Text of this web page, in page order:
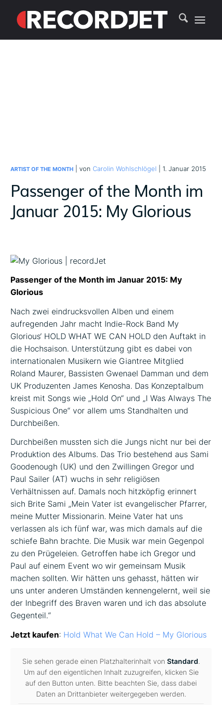
ARTIST OF THE MONTH | vonCarolin Wohlschlögel | 1. Januar 2015
Passenger of the Month im
Januar 2015: My Glorious
Passenger of the Month im Januar 2015: My
Glorious
Nach zwei eindrucksvollen Alben und einem
aufregenden Jahr macht Indie-Rock Band My
Glorious‘ HOLD WHAT WE CAN HOLD den Auftakt in
die Hochsaison. Unterstützung gibt es dabei von
internationalen Musikern wie Giantree Mitglied
Roland Maurer, Bassisten Gwenael Damman und dem
UK Produzenten James Kenosha. Das Konzeptalbum
kreist mit Songs wie „Hold On“ und „I Was Always The
Suspicious One“ vor allem ums Standhalten und
Durchbeißen.
Durchbeißen mussten sich die Jungs nicht nur bei der
Produktion des Albums. Das Trio bestehend aus Sami
Goodenough (UK) und den Zwillingen Gregor und
Paul Sailer (AT) wuchs in sehr religiösen
Verhältnissen auf. Damals noch hitzköpfig erinnert
sich Brite Sami „Mein Vater ist evangelischer Pfarrer,
meine Mutter Missionarin. Meine Vater hat uns
verlassen als ich fünf war, was mich damals auf die
schiefe Bahn brachte. Die Musik war mein Gegenpol
zu den Prügeleien. Getroffen habe ich Gregor und
Paul auf einem Event wo wir gemeinsam Musik
machen sollten. Wir hätten uns gehasst, hätten wir
uns unter anderen Umständen kennengelernt, weil sie
der Inbegriff des Braven waren und ich das absolute
Gegenteil.“
Jetzt kaufen: Hold What We Can Hold – My Glorious
Sie sehen gerade einen Platzhalterinhalt von Standard.
Um auf den eigentlichen Inhalt zuzugreifen, klicken Sie
auf den Button unten. Bitte beachten Sie, dass dabei
Daten an Drittanbieter weitergegeben werden.